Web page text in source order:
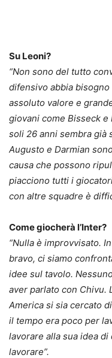
Su Leoni?
“Non sono del tutto
difensivo abbia
assoluto valore e
giovani come Bisseck e
soli 26 anni sembra già
Augusto e Darmian
causa che possono
piacciono tutti i
con altre squadre è
Come giocherà l’Inter?
“Nulla è improvvisato.
bravo, ci siamo
idee sul tavolo.
aver parlato con Chivu.
America si sia cercato
il tempo era poco per
lavorare alla sua idea
lavorare”.